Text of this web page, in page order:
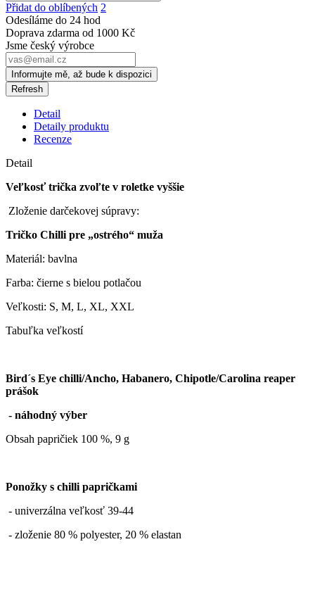
Přidat do oblíbených 2
Odesíláme do 24 hod
Doprava zdarma od 1000 Kč
Jsme český výrobce
Informujte mě, až bude k dispozici
Detail
Detaily produktu
Recenze
Detail
Veľkosť trička zvoľte v roletke vyššie
Zloženie darčekovej súpravy:
Tričko Chilli pre „ostrého“ muža
Materiál: bavlna
Farba: čierne s bielou potlačou
Veľkosti: S, M, L, XL, XXL
Tabuľka veľkostí
Bird´s Eye chilli/Ancho, Habanero, Chipotle/Carolina reaper
prášok
- náhodný výber
Obsah papričiek 100 %, 9 g
Ponožky s chilli papričkami
- univerzálna veľkosť 39-44
- zloženie 80 % polyester, 20 % elastan